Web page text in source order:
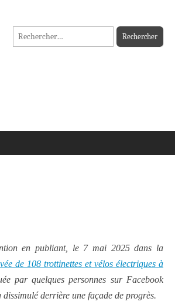
Rechercher :
en publiant, le 7 mai 2025 dans la
de 108 trottinettes et vélos électriques à
par quelques personnes sur Facebook
derrière une façade de progrès.